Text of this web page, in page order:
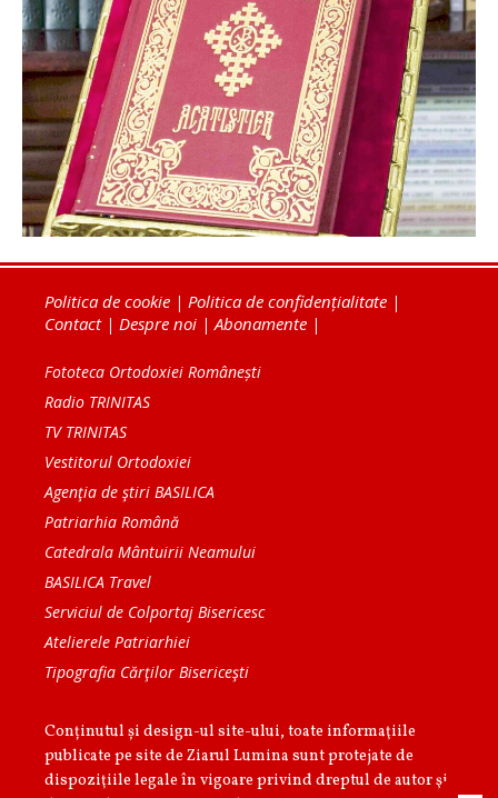
Politica de cookie | Politica de confidențialitate |
Contact| Despre noi |Abonamente |
Fototeca Ortodoxiei Românești
Radio TRINITAS
TV TRINITAS
Vestitorul Ortodoxiei
Agenţia de ştiri BASILICA
Patriarhia Română
Catedrala Mântuirii Neamului
BASILICA Travel
Serviciul de Colportaj Bisericesc
Atelierele Patriarhiei
Tipografia Cărţilor Bisericeşti
Conținutul și design-ul site-ului, toate informaţiile
publicate pe site de Ziarul Lumina sunt protejate de
dispoziţiile legale în vigoare privind dreptul de autor şi